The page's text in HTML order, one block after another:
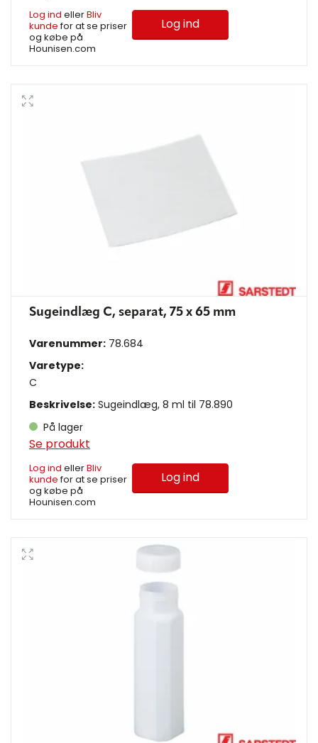
Log ind ellerBliv
kundefor at se priser
og købe på
Hounisen.com
Log ind
Sugeindlæg C, separat, 75 x 65 mm
Varenummer: 78.684
Varetype:
C
Beskrivelse: Sugeindlæg, 8 ml til 78.890
På lager
Se produkt
Log ind ellerBliv
kundefor at se priser
og købe på
Hounisen.com
Log ind